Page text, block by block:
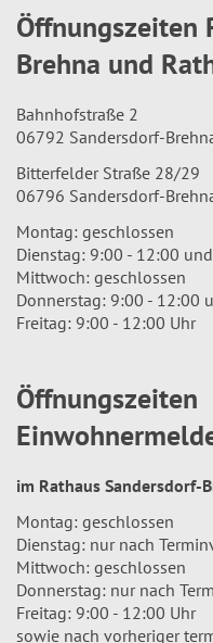
Öffnungszeiten
Brehna und
Bahnhofstraße 2
06792 Sandersdorf-
Bitterfelder Straße 28/29
06796 Sandersdorf-
Montag: geschlossen
Dienstag: 9:00 - 12:00
Mittwoch: geschlossen
Donnerstag: 9:00 - 12:00
Freitag: 9:00 - 12:00 Uhr
Öffnungszeiten
im Rathaus Sandersdorf-
Montag: geschlossen
Dienstag: nur nach
Mittwoch: geschlossen
Donnerstag: nur nach
Freitag: 9:00 - 12:00 Uhr
sowie nach vorheriger